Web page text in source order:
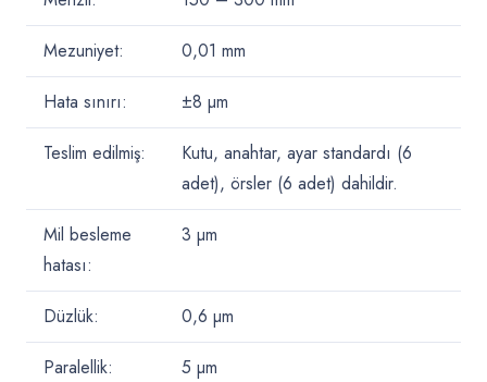
Mezuniyet: 0,01 mm
Hata sınırı: ±8 µm
Teslim edilmiş:
Kutu, anahtar, ayar standardı (6
adet), örsler (6 adet) dahildir.
Mil besleme
hatası:
3 µm
Düzlük: 0,6 µm
Paralellik: 5 µm